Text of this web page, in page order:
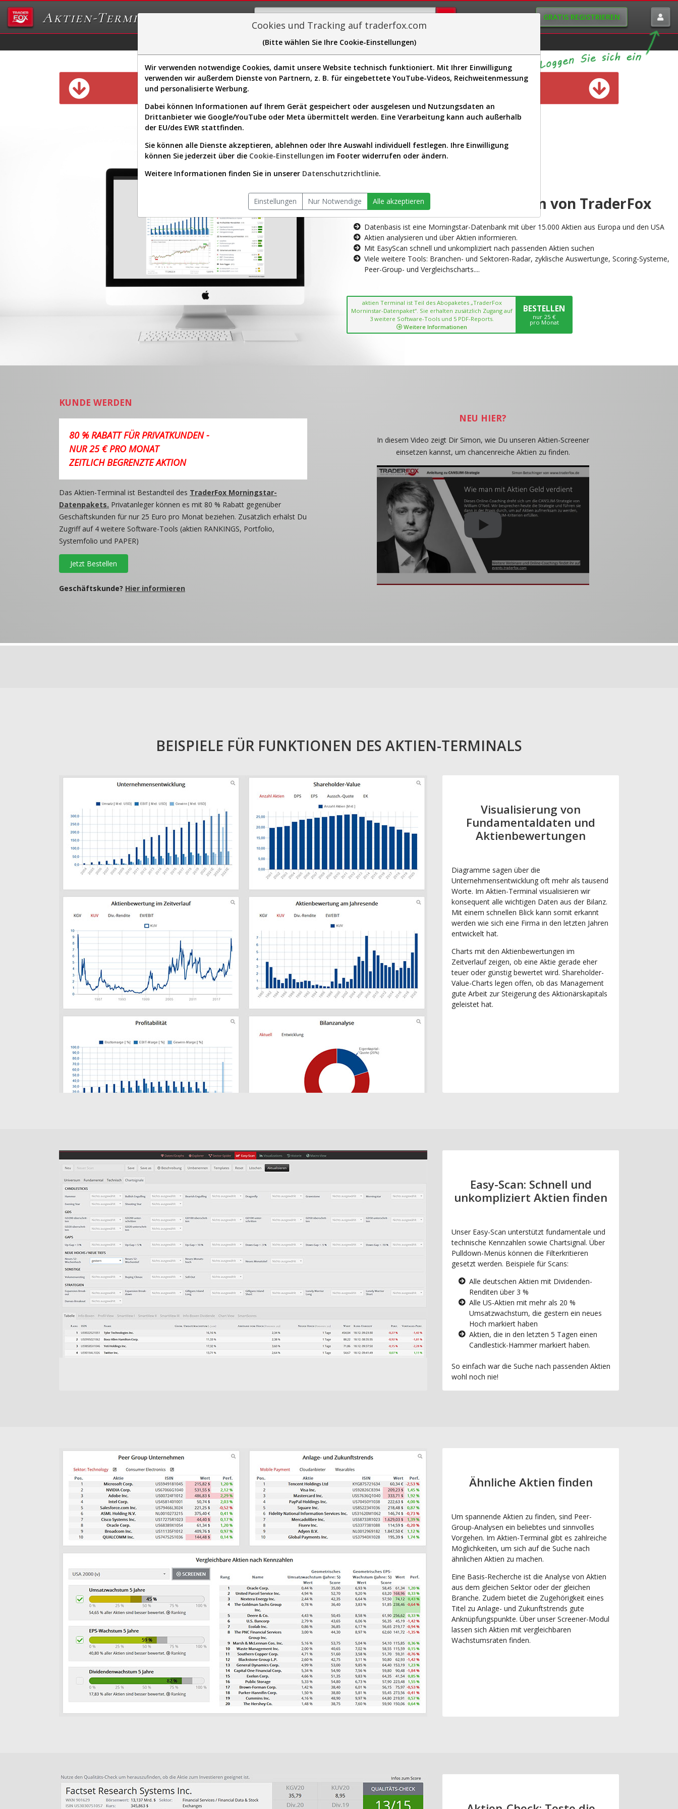
Aktien-Terminal GRATIS REGISTRIEREN
Sector-Spider Easy-Scan Visualizations
Diese Funktion ist nur für Premium-Kunden verfügbar
AKTIEN-TERMINAL
Die Aktienanalyse-Plattform von TraderFox
Datenbasis ist eine Morningstar-Datenbank mit über 15.000 Aktien aus Europa und den USA
Aktien analysieren und über Aktien informieren.
Mit EasyScan schnell und unkompliziert nach passenden Aktien suchen
Viele weitere Tools: Branchen- und Sektoren-Radar, zyklische Auswertunge, Scoring-Systeme,
Peer-Group- und Vergleichscharts....
aktien Terminal ist Teil des Abopaketes „TraderFox
Morninstar-Datenpaket“. Sie erhalten zusätzlich Zugang auf
3 weitere Software-Tools und 5 PDF-Reports.
Weitere Informationen
BESTELLEN
nur 25 €
pro Monat
KUNDE WERDEN
80 % RABATT FÜR PRIVATKUNDEN -
NUR 25 € PRO MONAT
ZEITLICH BEGRENZTE AKTION
Das Aktien-Terminal ist Bestandteil des TraderFox Morningstar-
Datenpakets. Privatanleger können es mit 80 % Rabatt gegenüber
Geschäftskunden für nur 25 Euro pro Monat beziehen. Zusätzlich erhälst Du
Zugriff auf 4 weitere Software-Tools (aktien RANKINGS, Portfolio,
Systemfolio und PAPER)
Jetzt Bestellen
Geschäftskunde? Hier informieren
NEU HIER?
In diesem Video zeigt Dir Simon, wie Du unseren Aktien-Screener
einsetzen kannst, um chancenreiche Aktien zu finden.
BEISPIELE FÜR FUNKTIONEN DES AKTIEN-TERMINALS
Visualisierung von
Fundamentaldaten und
Aktienbewertungen
Diagramme sagen über die
Unternehmensentwicklung oft mehr als tausend
Worte. Im Aktien-Terminal visualisieren wir
konsequent alle wichtigen Daten aus der Bilanz.
Mit einem schnellen Blick kann somit erkannt
werden wie sich eine Firma in den letzten Jahren
entwickelt hat.
Charts mit den Aktienbewertungen im
Zeitverlauf zeigen, ob eine Aktie gerade eher
teuer oder günstig bewertet wird. Shareholder-
Value-Charts legen offen, ob das Management
gute Arbeit zur Steigerung des Aktionärskapitals
geleistet hat.
Easy-Scan: Schnell und
unkompliziert Aktien finden
Unser Easy-Scan unterstützt fundamentale und
technische Kennzahlen sowie Chartsignal. Über
Pulldown-Menüs können die Filterkritieren
gesetzt werden. Beispiele für Scans:
Alle deutschen Aktien mit Dividenden-
Renditen über 3 %
Alle US-Aktien mit mehr als 20 %
Umsatzwachstum, die gestern ein neues
Hoch markiert haben
Aktien, die in den letzten 5 Tagen einen
Candlestick-Hammer markiert haben.
So einfach war die Suche nach passenden Aktien
wohl noch nie!
Ähnliche Aktien finden
Um spannende Aktien zu finden, sind Peer-
Group-Analysen ein beliebtes und sinnvolles
Vorgehen. Im Aktien-Terminal gibt es zahlreiche
Möglichkeiten, um sich auf die Suche nach
ähnlichen Aktien zu machen.
Eine Basis-Recherche ist die Analyse von Aktien
aus dem gleichen Sektor oder der gleichen
Branche. Zudem bietet die Zugehörigkeit eines
Titel zu Anlage- und Zukunftstrends gute
Anknüpfungspunkte. Über unser Screener-Modul
lassen sich Aktien mit vergleichbaren
Wachstumsraten finden.
Cookies und Tracking auf traderfox.com
(Bitte wählen Sie Ihre Cookie-Einstellungen)
Wir verwenden notwendige Cookies, damit unsere Website technisch funktioniert. Mit Ihrer Einwilligung
verwenden wir außerdem Dienste von Partnern, z. B. für eingebettete YouTube-Videos, Reichweitenmessung
und personalisierte Werbung.
Dabei können Informationen auf Ihrem Gerät gespeichert oder ausgelesen und Nutzungsdaten an
Drittanbieter wie Google/YouTube oder Meta übermittelt werden. Eine Verarbeitung kann auch außerhalb
der EU/des EWR stattfinden.
Sie können alle Dienste akzeptieren, ablehnen oder Ihre Auswahl individuell festlegen. Ihre Einwilligung
können Sie jederzeit über die Cookie-Einstellungen im Footer widerrufen oder ändern.
Weitere Informationen finden Sie in unserer Datenschutzrichtlinie.
Einstellungen Nur Notwendige Alle akzeptieren